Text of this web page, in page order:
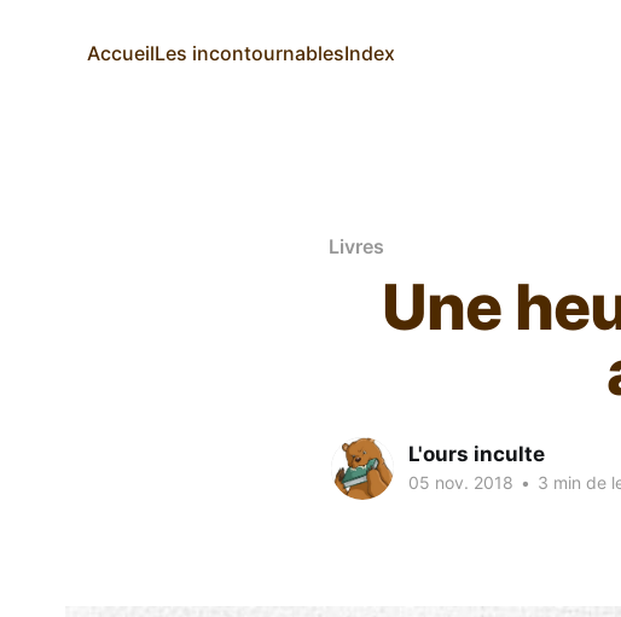
AccueilLes incontournablesIndex
Livres
Une
L'ours inculte
05 nov. 2018 • 3 min de